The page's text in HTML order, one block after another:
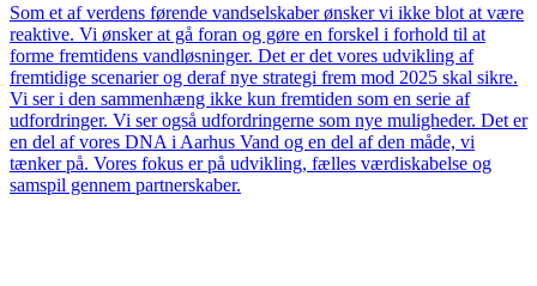
Som et af verdens førende vandselskaber ønsker vi ikke blot at være
reaktive. Vi ønsker at gå foran og gøre en forskel i forhold til at
forme fremtidens vandløsninger. Det er det vores udvikling af
fremtidige scenarier og deraf nye strategi frem mod 2025 skal sikre.
Vi ser i den sammenhæng ikke kun fremtiden som en serie af
udfordringer. Vi ser også udfordringerne som nye muligheder. Det er
en del af vores DNA i Aarhus Vand og en del af den måde, vi
tænker på. Vores fokus er på udvikling, fælles værdiskabelse og
samspil gennem partnerskaber.